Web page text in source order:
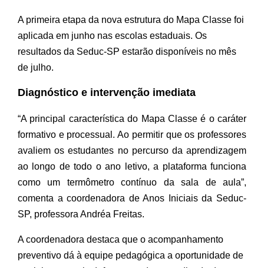
A primeira etapa da nova estrutura do Mapa Classe foi
aplicada em junho nas escolas estaduais. Os
resultados da Seduc-SP estarão disponíveis no mês
de julho.
Diagnóstico e intervenção imediata
“A principal característica do Mapa Classe é o caráter
formativo e processual. Ao permitir que os professores
avaliem os estudantes no percurso da aprendizagem
ao longo de todo o ano letivo, a plataforma funciona
como um termômetro contínuo da sala de aula”,
comenta a coordenadora de Anos Iniciais da Seduc-
SP, professora Andréa Freitas.
A coordenadora destaca que o acompanhamento
preventivo dá à equipe pedagógica a oportunidade de